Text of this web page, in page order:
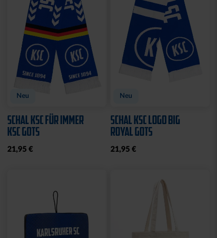
Neu
SCHAL KSC FÜR IMMER
KSC GOTS
21,95 €
Neu
SCHAL KSC LOGO BIG
ROYAL GOTS
21,95 €